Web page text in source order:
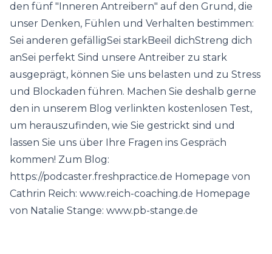
den fünf "Inneren Antreibern" auf den Grund, die
unser Denken, Fühlen und Verhalten bestimmen:
Sei anderen gefälligSei starkBeeil dichStreng dich
anSei perfekt Sind unsere Antreiber zu stark
ausgeprägt, können Sie uns belasten und zu Stress
und Blockaden führen. Machen Sie deshalb gerne
den in unserem Blog verlinkten kostenlosen Test,
um herauszufinden, wie Sie gestrickt sind und
lassen Sie uns über Ihre Fragen ins Gespräch
kommen! Zum Blog:
https://podcaster.freshpractice.de Homepage von
Cathrin Reich: www.reich-coaching.de Homepage
von Natalie Stange: www.pb-stange.de